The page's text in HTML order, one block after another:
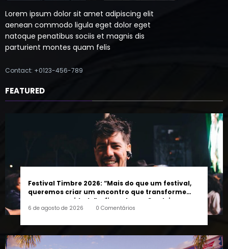
Lorem ipsum dolor sit amet adipiscing elit
aenean commodo ligula eget dolor eget
natoque penatibus sociis et magnis dis
parturient montes quam felis
Contact: +0123-456-789
FEATURED
Festival Timbre 2026: “Mais do que um festival,
queremos criar um encontro que transforme
pessoas e a cidade”, afirma Lucas Cordeiro
6 de agosto de 2026 0 Comentários